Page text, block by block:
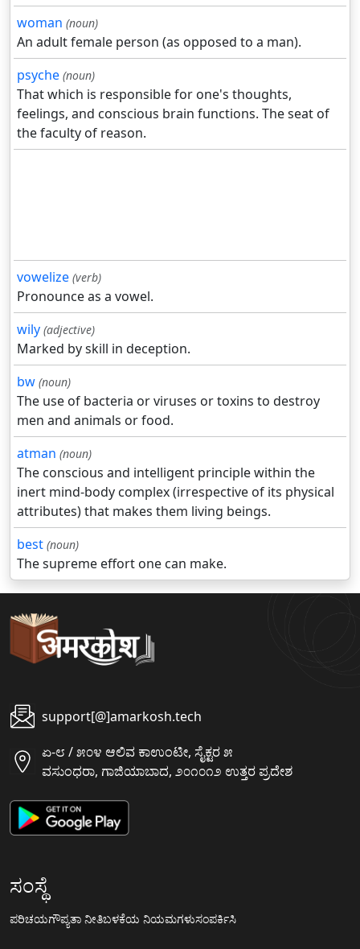
woman (noun)
An adult female person (as opposed to a man).
psyche (noun)
That which is responsible for one's thoughts,
feelings, and conscious brain functions. The seat of
the faculty of reason.
vowelize (verb)
Pronounce as a vowel.
wily (adjective)
Marked by skill in deception.
bw (noun)
The use of bacteria or viruses or toxins to destroy
men and animals or food.
atman (noun)
The conscious and intelligent principle within the
inert mind-body complex (irrespective of its physical
attributes) that makes them living beings.
best (noun)
The supreme effort one can make.
support[@]amarkosh.tech
ಏ-೮ / ೫೦೪ ಆಲಿವ ಕಾಉಂಟೀ, ಸೈಕ್ಟರ ೫
ವಸುಂಧರಾ, ಗಾಜಿಯಾಬಾದ, ೨೦೧೦೧೨ ಉತ್ತರ ಪ್ರದೇಶ
ಸಂಸ್ಥೆ
ಪರಿಚಯಗೌಪ್ಯತಾ ನೀತಿಬಳಕೆಯ ನಿಯಮಗಳುಸಂಪರ್ಕಿಸಿ